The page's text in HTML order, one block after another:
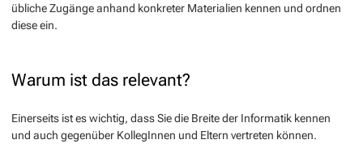
übliche Zugänge anhand konkreter Materialien kennen und ordnen
diese ein.
Warum ist das relevant?
Einerseits ist es wichtig, dass Sie die Breite der Informatik kennen
und auch gegenüber KollegInnen und Eltern vertreten können.